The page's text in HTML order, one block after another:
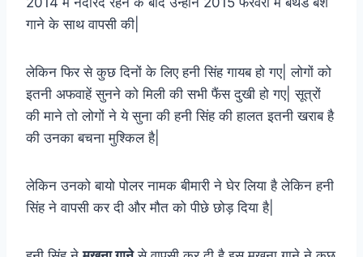
गाने के साथ वापसी की|
लेकिन फिर से कुछ दिनों के लिए हनी सिंह गायब हो गए| लोगों को
इतनी अफवाहें सुनने को मिली की सभी फैंस दुखी हो गए| सूत्रों
की माने तो लोगों ने ये सुना की हनी सिंह की हालत इतनी खराब है
की उनका बचना मुश्किल है|
लेकिन उनको बायो पोलर नामक बीमारी ने घेर लिया है लेकिन हनी
सिंह ने वापसी कर दी और मौत को पीछे छोड़ दिया है|